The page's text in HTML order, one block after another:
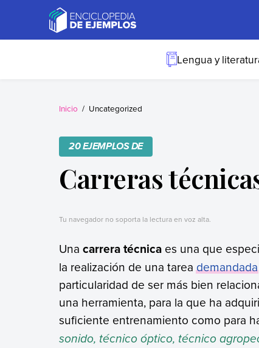
Ejemplos
Necesitas ejemplos.
Lengua y
Inicio Uncategorized
20 EJEMPLOS DE
Carreras
Tu navegador no soporta la lectura en voz alta.
Una carrera técnicaes una que
la realización de una tareademandada
particularidad de ser más bien
una herramienta, para la que ha
suficiente entrenamiento como para
sonido, técnico óptico, técnico